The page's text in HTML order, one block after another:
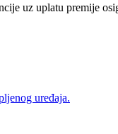
uz uplatu premije
uređaja.